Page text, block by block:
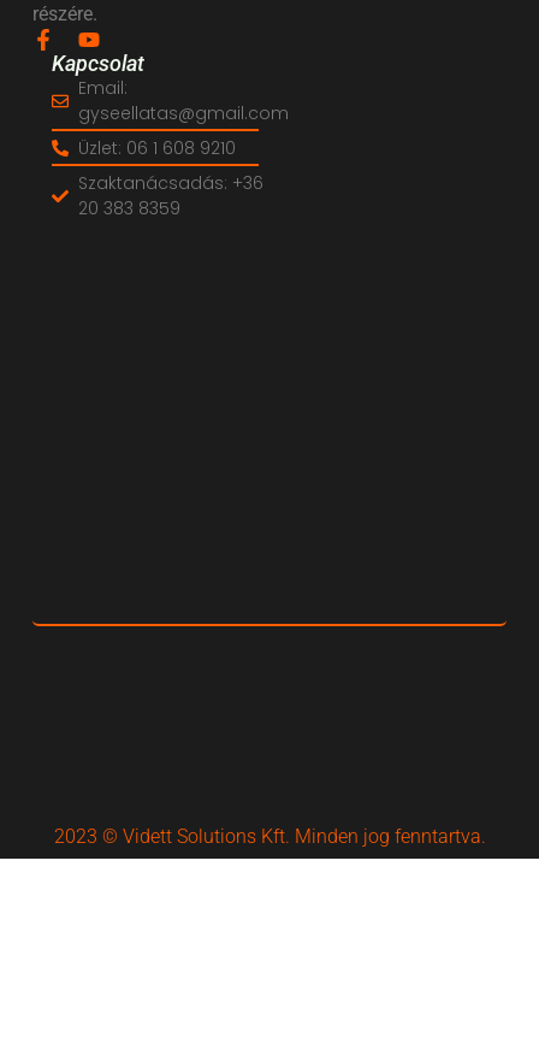
részére.
Kapcsolat
Email:
gyseellatas@gmail.com
Üzlet: 06 1 608 9210
Szaktanácsadás: +36
20 383 8359
2023 © Vidett Solutions Kft. Minden jog fenntartva.